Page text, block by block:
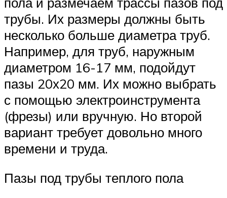
трубы. Их размеры должны быть
несколько больше диаметра труб.
Например, для труб, наружным
диаметром 16-17 мм, подойдут
пазы 20х20 мм. Их можно выбрать
с помощью электроинструмента
(фрезы) или вручную. Но второй
вариант требует довольно много
времени и труда.
Пазы под трубы теплого пола